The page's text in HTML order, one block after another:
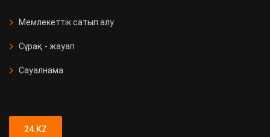
Мемлекеттік сатып алу
Сұрақ - жауап
Сауалнама
24.KZ